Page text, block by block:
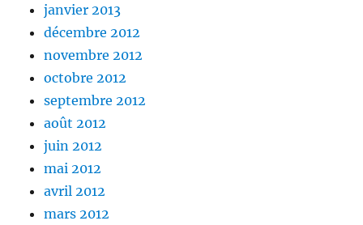
janvier 2013
décembre 2012
novembre 2012
octobre 2012
septembre 2012
août 2012
juin 2012
mai 2012
avril 2012
mars 2012